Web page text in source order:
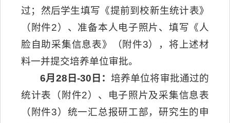
过；然后学生填写《提前到校新生统计表》
（附件2）、准备本人电子照片、填写《人
脸自助采集信息表》（附件3），将上述材
料一并提交培养单位审批。
6月28日-30日：培养单位将审批通过的
统计表（附件2）、电子照片及采集信息表
（附件3）统一汇总报研工部，研究生的申